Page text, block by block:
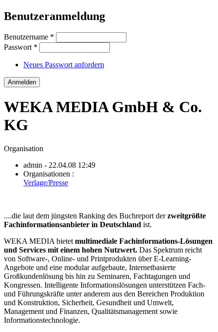
Benutzeranmeldung
Benutzername *
Passwort *
Neues Passwort anfordern
WEKA MEDIA GmbH & Co.
KG
Organisation
admin - 22.04.08 12:49
Organisationen :
Verlage/Presse
....die laut dem jüngsten Ranking des Buchreport derzweitgrößte
Fachinformationsanbieter in Deutschland ist.
WEKA MEDIA bietet multimediale Fachinformations-Lösungen
und Services mit einem hohen Nutzwert. Das Spektrum reicht
von Software-, Online- und Printprodukten über E-Learning-
Angebote und eine modular aufgebaute, Internetbasierte
Großkundenlösung bis hin zu Seminaren, Fachtagungen und
Kongressen. Intelligente Informationslösungen unterstützen Fach-
und Führungskräfte unter anderem aus den Bereichen Produktion
und Konstruktion, Sicherheit, Gesundheit und Umwelt,
Management und Finanzen, Qualitätsmanagement sowie
Informationstechnologie.